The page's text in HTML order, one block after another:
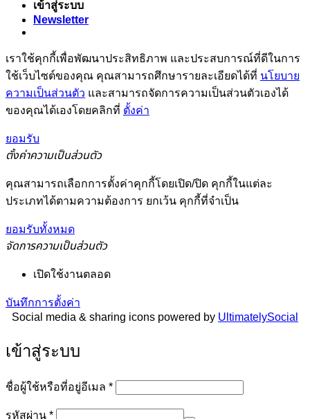
เข้าสู่ระบบ
Newsletter
เราใช้คุกกี้เพื่อพัฒนาประสิทธิภาพ และประสบการณ์ที่ดีในการ
ใช้เว็บไซต์ของคุณ คุณสามารถศึกษารายละเอียดได้ที่ นโยบาย
ความเป็นส่วนตัว และสามารถจัดการความเป็นส่วนตัวเองได้
ของคุณได้เองโดยคลิกที่ ตั้งค่า
ยอมรับ
ตั้งค่าความเป็นส่วนตัว
คุณสามารถเลือกการตั้งค่าคุกกี้โดยเปิด/ปิด คุกกี้ในแต่ละ
ประเภทได้ตามความต้องการ ยกเว้น คุกกี้ที่จำเป็น
ยอมรับทั้งหมด
จัดการความเป็นส่วนตัว
เปิดใช้งานตลอด
บันทึกการตั้งค่า
Social media & sharing icons powered by UltimatelySocial
เข้าสู่ระบบ
ชื่อผู้ใช้หรือที่อยู่อีเมล *ต้องการ
รหัสผ่าน *ต้องการ